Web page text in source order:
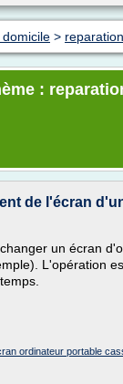
>
:
de l'écran
un écran
L'opération
ordinateur portable